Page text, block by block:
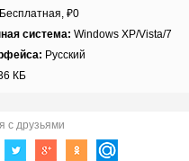
Бесплатная, ₽0
система: Windows XP/Vista/7
Русский
КБ
с друзьями